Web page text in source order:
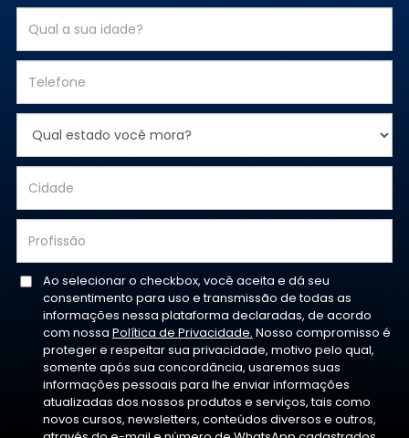
Ao selecionar o checkbox, você aceita e dá seu
consentimento para uso e transmissão de todas as
informações nessa plataforma declaradas, de acordo
com nossa Política de Privacidade. Nosso compromisso é
proteger e respeitar sua privacidade, motivo pelo qual,
somente após sua concordância, usaremos suas
informações pessoais para lhe enviar informações
atualizadas dos nossos produtos e serviços, tais como
novos cursos, newsletters, conteúdos diversos e outros,